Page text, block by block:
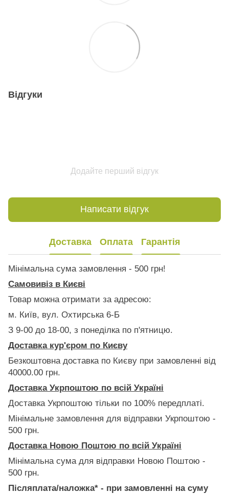
Відгуки
Додайте перший відгук
Написати відгук
Доставка Оплата Гарантія
Мінімальна сума замовлення - 500 грн!
Самовивіз в Києві
Товар можна отримати за адресою:
м. Київ, вул. Охтирська 6-Б
З 9-00 до 18-00, з понеділка по п'ятницю.
Доставка кур'єром по Києву
Безкоштовна доставка по Києву при замовленні від
40000.00 грн.
Доставка Укрпоштою по всій Україні
Доставка Укрпоштою тільки по 100% передплаті.
Мінімальне замовлення для відправки Укрпоштою -
500 грн.
Доставка Новою Поштою по всій Україні
Мінімальна сума для відправки Новою Поштою -
500 грн.
Післяплата/наложка* - при замовленні на суму